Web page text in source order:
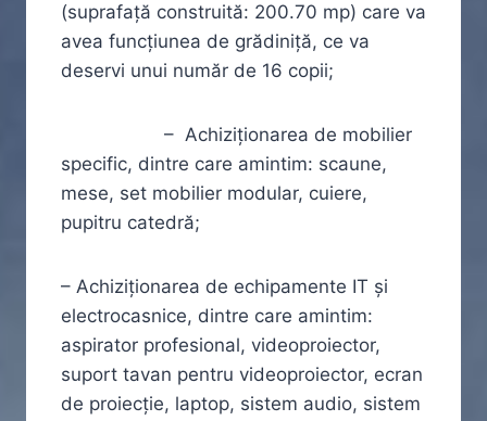
(suprafață construită: 200.70 mp) care va
avea funcțiunea de grădiniță, ce va
deservi unui număr de 16 copii;
– Achiziționarea de mobilier
specific, dintre care amintim: scaune,
mese, set mobilier modular, cuiere,
pupitru catedră;
– Achiziționarea de echipamente IT și
electrocasnice, dintre care amintim:
aspirator profesional, videoproiector,
suport tavan pentru videoproiector, ecran
de proiecție, laptop, sistem audio, sistem